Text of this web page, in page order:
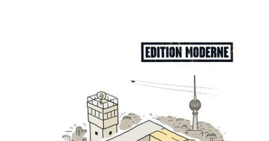
Fortmachen
Zur Wunschliste hinzufügen